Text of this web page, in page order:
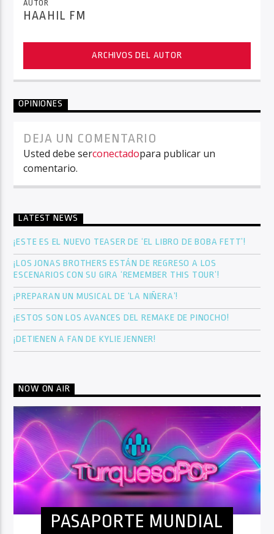
AUTOR
HAAHIL FM
ARCHIVOS DEL AUTOR
OPINIONES
DEJA UN COMENTARIO
Usted debe serconectadopara publicar un
comentario.
LATEST NEWS
¡ESTE ES EL NUEVO TEASER DE ‘EL LIBRO DE BOBA FETT’!
¡LOS JONAS BROTHERS ESTÁN DE REGRESO A LOS
ESCENARIOS CON SU GIRA ‘REMEMBER THIS TOUR’!
¡PREPARAN UN MUSICAL DE ‘LA NIÑERA’!
¡ESTOS SON LOS AVANCES DEL REMAKE DE PINOCHO!
¡DETIENEN A FAN DE KYLIE JENNER!
NOW ON AIR
PASAPORTE MUNDIAL